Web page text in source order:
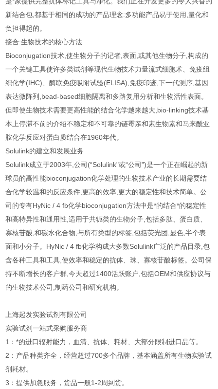
新结合包,都基于相同的成功的产品理念:多功能产品易于使用,量化和
负担得起的。
接合:生物技术的核心方法
Bioconjugation技术,使生物分子的记者,表面,或其他生物分子,构成的
一个关键工具使许多类试剂等现代生物技术力量流式细胞术、免疫组
织化学(IHC)、酶联免疫吸附试验(ELISA),免疫印迹,下一代测序,基因
表达微阵列,bead-based细胞隔离和多路复用分析和生物活性表面。
但即使生物技术需要更高性能的结合化学越来越大,bio-linking技术基
本上停滞不前的介绍不稳定和不可靠的链霉亲和素生物素和马来酰亚
胺化学反应对蛋白质结合在1960年代。
Solulink的建立和发展业务
Solulink成立于2003年,公司(“Solulink"或“公司")是一个正在崛起的新
球员的高性能bioconjugation化学处理的生物技术产业的长期需要结
合化学较温和的反应条件,更高的效率,更大的稳定性和技术简单。公
司的专有HyNic / 4 fb化学bioconjugation方法中是*的结合*的稳定性
和高特异性和通用性,适用于共轭类的生物分子,包括多肽、蛋白质、
寡核苷酸,和碳水化合物,与所有类型的标签,包括荧光团,显色,半个表
面和小分子。HyNic / 4 fb化学构成大多数Solulink广泛的产品目录,包
含各种工具和工具,使效率和稳定的抗体、珠、寡核苷酸标签。公司保
持不断增长的客户群,今天超过1400活跃账户,包括OEM和供应协议与
的生物技术公司,制药公司和研究机构。
上海起发实验试剂有限公司
实验试剂一站式采购服务商
1：*的进口辐射能力，血清、抗体、耗材、大部分限制进口品等。
2：产品种类齐全，经营超过700多个品牌，基本涵盖所有生物实验试
剂耗材。
3：提供加急服务，货品一般1-2周到货。